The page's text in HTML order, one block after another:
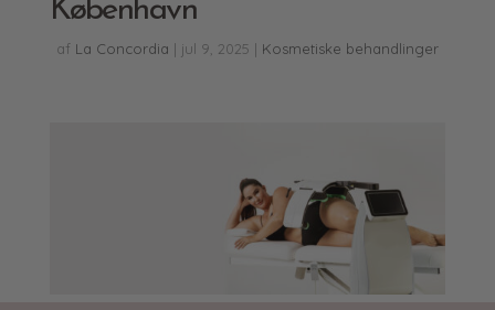
København
af La Concordia | jul 9, 2025 | Kosmetiske behandlinger